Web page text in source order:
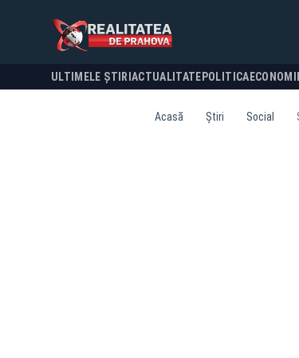
ULTIMELE ȘTIRI ACTUALITATE POLITICA
Acasă Știri Social